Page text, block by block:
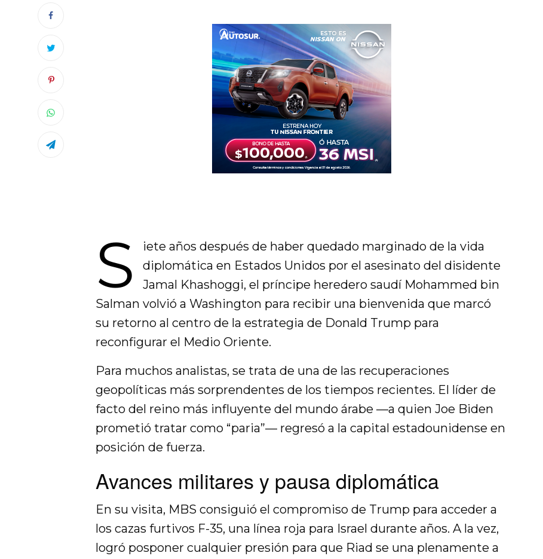
S
iete años después de haber quedado marginado de la vida
diplomática en Estados Unidos por el asesinato del disidente
Jamal Khashoggi, el príncipe heredero saudí Mohammed bin
Salman volvió a Washington para recibir una bienvenida que marcó
su retorno al centro de la estrategia de Donald Trump para
reconfigurar el Medio Oriente.
Para muchos analistas, se trata de una de las recuperaciones
geopolíticas más sorprendentes de los tiempos recientes. El líder de
facto del reino más influyente del mundo árabe —a quien Joe Biden
prometió tratar como “paria”— regresó a la capital estadounidense en
posición de fuerza.
Avances militares y pausa diplomática
En su visita, MBS consiguió el compromiso de Trump para acceder a
los cazas furtivos F-35, una línea roja para Israel durante años. A la vez,
logró posponer cualquier presión para que Riad se una plenamente a